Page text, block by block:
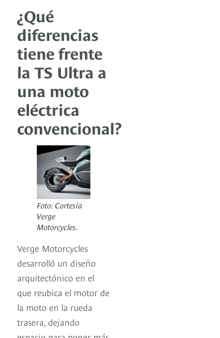
¿Qué
diferencias
tiene frente
la TS Ultra a
una moto
eléctrica
convencional?
Foto: Cortesía
Verge
Motorcycles.
Verge Motorcycles
desarrolló un diseño
arquitectónico en el
que reubica el motor de
la moto en la rueda
trasera, dejando